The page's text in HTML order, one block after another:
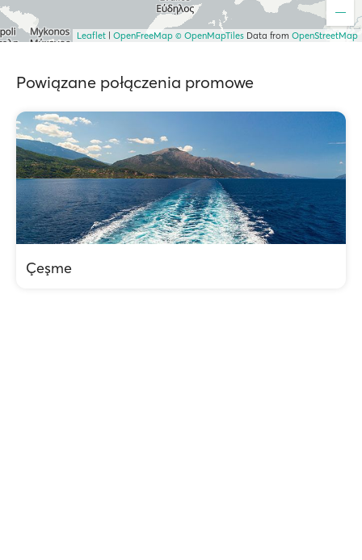
Leaflet OpenFreeMap © OpenMapTiles Data from OpenStreetMap
Powiązane połączenia promowe
Çeşme